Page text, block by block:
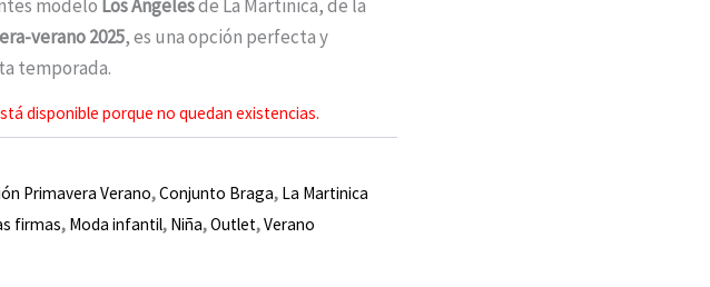
modelo Los Ángelesde La Martinica, de la
verano 2025, es una opción perfecta y
temporada.
disponible porque no quedan existencias.
Primavera Verano,Conjunto Braga, La Martinica
firmas, Moda infantil, Niña,Outlet,Verano